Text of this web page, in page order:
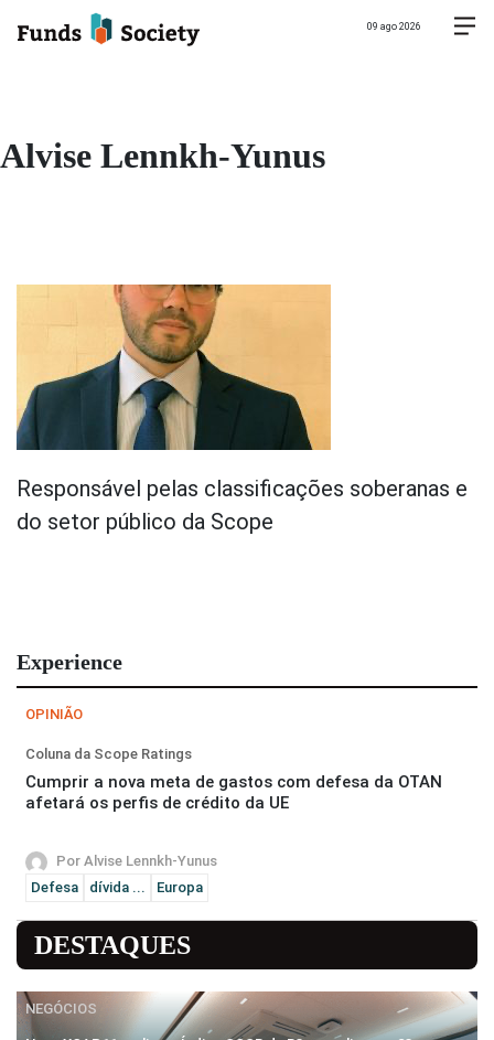
09 ago 2026
Alvise Lennkh-Yunus
Responsável pelas classificações soberanas e
do setor público da Scope
Experience
OPINIÃO
Coluna da Scope Ratings
Cumprir a nova meta de gastos com defesa da OTAN
afetará os perfis de crédito da UE
Por Alvise Lennkh-Yunus
Defesa
dívida ... Europa
DESTAQUES
NEGÓCIOS